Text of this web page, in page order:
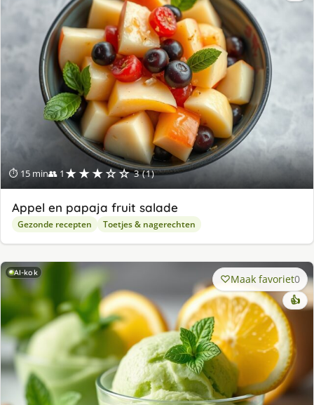
⏱ 15 min👥 1 ★★★☆☆ 3 (1)
Appel en papaja fruit salade
Gezonde recepten Toetjes & nagerechten
AI-kok Maak favoriet0
👍